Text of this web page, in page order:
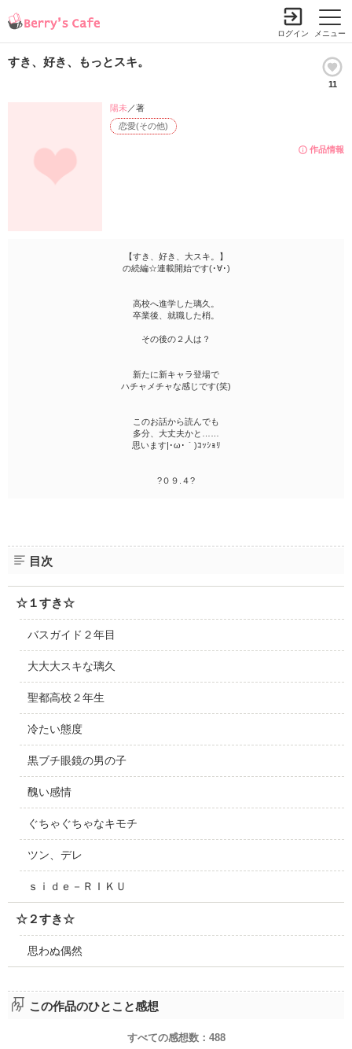
メニュー
ログイン
すき、好き、もっとスキ。
11
作品情報
恋愛(その他)
陽未／著
【すき、好き、大スキ。】
の続編☆連載開始です(･∀･)
高校へ進学した璃久。
卒業後、就職した梢。
その後の２人は？
新たに新キャラ登場で
ハチャメチャな感じです(笑)
このお話から読んでも
多分、大丈夫かと……
思います|･ω･｀)ｺｯｼｮﾘ
?０９.４?
目次
☆１すき☆
バスガイド２年目
大大大スキな璃久
聖都高校２年生
冷たい態度
黒ブチ眼鏡の男の子
醜い感情
ぐちゃぐちゃなキモチ
ツン、デレ
ｓｉｄｅ－ＲＩＫＵ
☆２すき☆
思わぬ偶然
この作品のひとこと感想
すべての感想数： 488